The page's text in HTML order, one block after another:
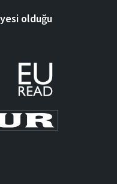
olduğu